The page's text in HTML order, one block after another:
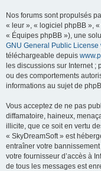
Nos forums sont propulsés
« leur », « logiciel phpBB »,
« Équipes phpBB »), une
GNU General Public License
téléchargeable depuis
les discussions sur Internet ;
ou des comportements
informations au sujet de
Vous acceptez de ne pas
diffamatoire, haineux,
illicite, que ce soit en vertu
« SkyDreamSoft » est
entraîner votre
votre fournisseur d’accès à
de tous les messages est